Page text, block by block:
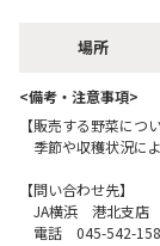
場所
<備考・注意事項>
【販売する野菜につい
季節や収穫状況に
【問い合わせ先】
JA横浜　港北支店